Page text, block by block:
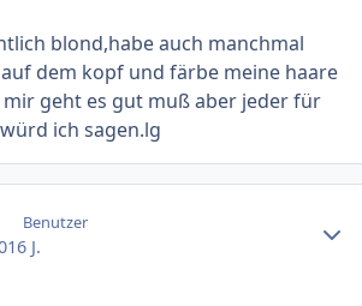
blond,habe auch manchmal
dem kopf und färbe meine haare
mir geht es gut muß aber jeder für
ich sagen.lg
Benutzer
16 J.